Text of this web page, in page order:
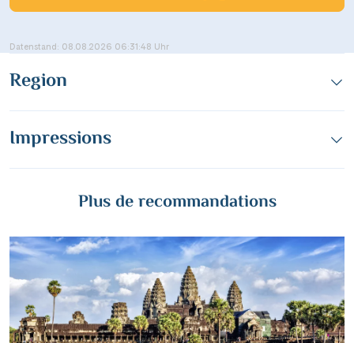
Datenstand: 08.08.2026 06:31:48 Uhr
Region
Impressions
Plus de recommandations